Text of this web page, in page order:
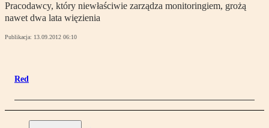
Pracodawcy, który niewłaściwie zarządza monitoringiem, grożą
nawet dwa lata więzienia
Publikacja: 13.09.2012 06:10
Red